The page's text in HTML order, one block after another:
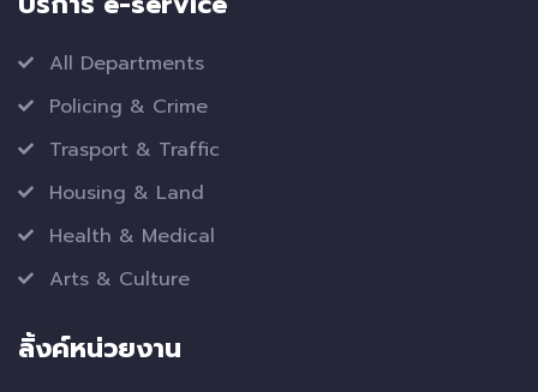
All Departments
Policing & Crime
Trasport & Traffic
Housing & Land
Health & Medical
Arts & Culture
ลิ้งค์หน่วยงาน